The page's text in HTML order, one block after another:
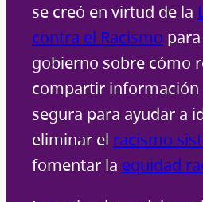
se creó en virtud de la
contra el Racismo
gobierno sobre cómo
compartir información
segura para ayudar a
eliminar el racismo
fomentar la equidad